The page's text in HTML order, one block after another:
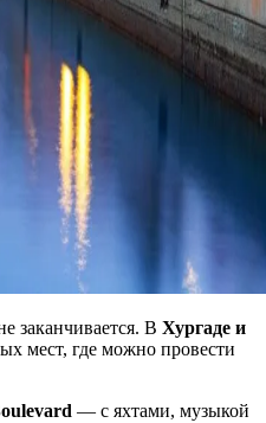
заканчивается. В Хургаде и
мест, где можно провести
— с яхтами, музыкой